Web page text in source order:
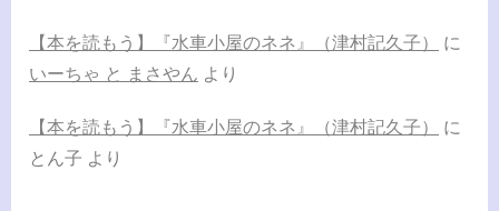
【本を読もう】『水車小屋のネネ』（津村記久子）
に
いーちゃ と まさやん より
【本を読もう】『水車小屋のネネ』（津村記久子）
に
とん子 より